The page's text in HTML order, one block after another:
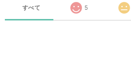
すべて 5